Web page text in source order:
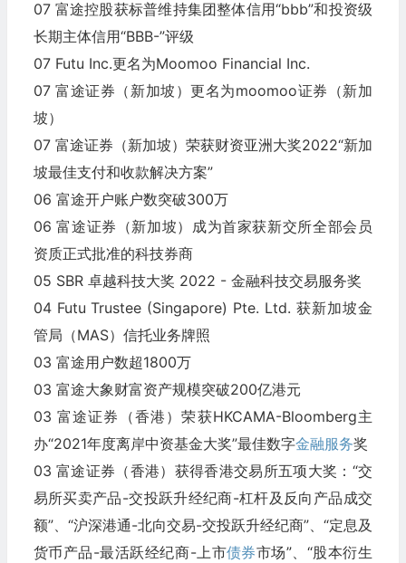
07 富途控股获标普维持集团整体信用“bbb”和投资级
长期主体信用“BBB-”评级
07 Futu Inc.更名为Moomoo Financial Inc.
07 富途证券（新加坡）更名为moomoo证券（新加
坡）
07 富途证券（新加坡）荣获财资亚洲大奖2022“新加
坡最佳支付和收款解决方案”
06 富途开户账户数突破300万
06 富途证券（新加坡）成为首家获新交所全部会员
资质正式批准的科技券商
05 SBR 卓越科技大奖 2022 - 金融科技交易服务奖
04 Futu Trustee (Singapore) Pte. Ltd. 获新加坡金
管局（MAS）信托业务牌照
03 富途用户数超1800万
03 富途大象财富资产规模突破200亿港元
03 富途证券（香港）荣获HKCAMA-Bloomberg主
办“2021年度离岸中资基金大奖”最佳数字金融服务奖
03 富途证券（香港）获得香港交易所五项大奖：“交
易所买卖产品-交投跃升经纪商-杠杆及反向产品成交
额”、“沪深港通-北向交易-交投跃升经纪商”、“定息及
货币产品-最活跃经纪商-上市债券市场”、“股本衍生